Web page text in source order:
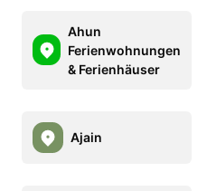
Ahun
Ferienwohnungen
& Ferienhäuser
Ajain